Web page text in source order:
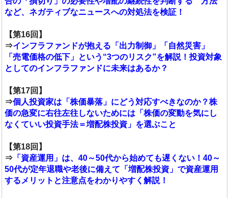
など、ネガティブなニュースへの対処法を検証！
【第16回】
⇒インフラファンドが抱える「出力制御」「自然災害」
「売電価格の低下」という“3つのリスク”を解説！投資対象
としてのインフラファンドに未来はあるか？
【第17回】
⇒個人投資家は「株価暴落」にどう対応すべきなのか？株
価の急変に右往左往しないためには「株価の変動を気にし
なくていい投資手法＝増配株投資」を選ぶこと
【第18回】
⇒「資産運用」は、40～50代から始めても遅くない！40～
50代が定年退職や老後に備えて「増配株投資」で資産運用
するメリットと注意点をわかりやすく解説！